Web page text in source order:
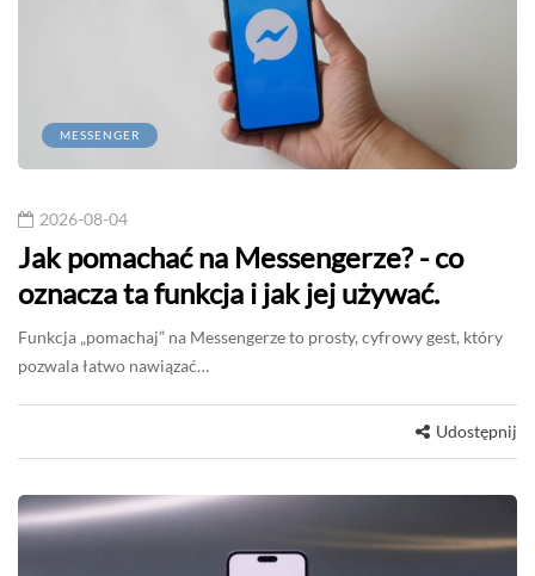
MESSENGER
2026-08-04
Jak pomachać na Messengerze? - co
oznacza ta funkcja i jak jej używać.
Funkcja „pomachaj” na Messengerze to prosty, cyfrowy gest, który
pozwala łatwo nawiązać…
Udostępnij